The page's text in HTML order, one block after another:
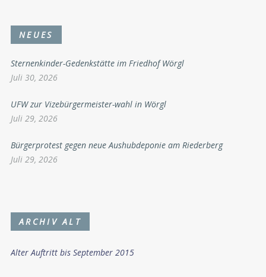
NEUES
Sternenkinder-Gedenkstätte im Friedhof Wörgl
Juli 30, 2026
UFW zur Vizebürgermeister-wahl in Wörgl
Juli 29, 2026
Bürgerprotest gegen neue Aushubdeponie am Riederberg
Juli 29, 2026
ARCHIV ALT
Alter Auftritt bis September 2015